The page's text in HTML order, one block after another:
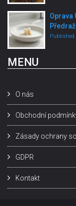
Oprava
Published
MENU
O nás
Obchodní
Zásady ochrany
GDPR
Kontakt